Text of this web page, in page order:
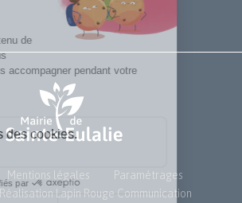
Mentions légales
Paramétrages
Réalisation Lapin Rouge Communication